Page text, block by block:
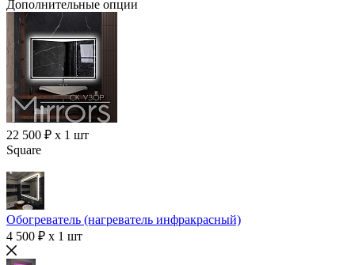
Дополнительные опции
22 500 ₽ x 1 шт
Square
Обогреватель (нагреватель инфракрасный)
4 500 ₽ x 1 шт